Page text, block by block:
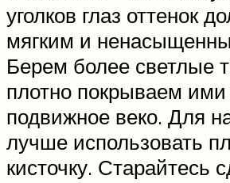
уголков глаз оттенок
мягким и
Берем более светлые
плотно покрываем ими
подвижное веко. Для
лучше использовать
кисточку. Старайтесь